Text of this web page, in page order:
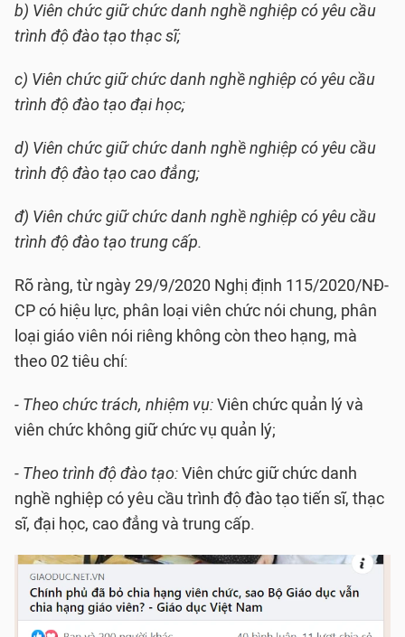
b) Viên chức giữ chức danh nghề nghiệp có yêu cầu
trình độ đào tạo thạc sĩ;
c) Viên chức giữ chức danh nghề nghiệp có yêu cầu
trình độ đào tạo đại học;
d) Viên chức giữ chức danh nghề nghiệp có yêu cầu
trình độ đào tạo cao đẳng;
đ) Viên chức giữ chức danh nghề nghiệp có yêu cầu
trình độ đào tạo trung cấp.
Rõ ràng, từ ngày 29/9/2020 Nghị định 115/2020/NĐ-
CP có hiệu lực, phân loại viên chức nói chung, phân
loại giáo viên nói riêng không còn theo hạng, mà
theo 02 tiêu chí:
- Theo chức trách, nhiệm vụ:Viên chức quản lý và
viên chức không giữ chức vụ quản lý;
- Theo trình độ đào tạo:Viên chức giữ chức danh
nghề nghiệp có yêu cầu trình độ đào tạo tiến sĩ, thạc
sĩ, đại học, cao đẳng và trung cấp.